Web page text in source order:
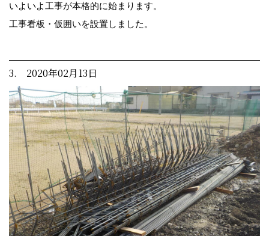
いよいよ工事が本格的に始まります。
工事看板・仮囲いを設置しました。
3. 2020年02月13日